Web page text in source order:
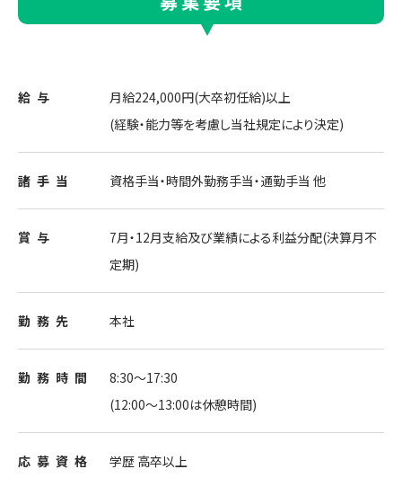
給与
月給224,000円(大卒初任給)以上
(経験・能力等を考慮し当社規定により決定)
諸手当 資格手当・時間外勤務手当・通勤手当 他
賞与
7月・12月支給及び業績による利益分配(決算月不
定期)
勤務先 本社
勤務 時間
8:30～17:30
(12:00～13:00は休憩時間)
応募 資格
学歴 高卒以上